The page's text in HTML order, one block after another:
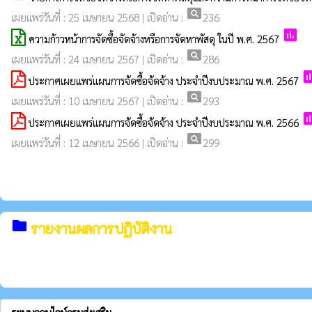
เผยแพร่วันที่ : 25 เมษายน 2568 | เปิดอ่าน : pageview236
ความก้าวหน้าการจัดซื้อจัดจ้างหรือการจัดหาพัสดุ ในปี พ.ศ. 2567 poll
เผยแพร่วันที่ : 24 เมษายน 2567 | เปิดอ่าน : pageview286
ประกาศเผยแพร่แผนการจัดซื้อจัดจ้าง ประจำปีงบประมาณ พ.ศ. 2567
เผยแพร่วันที่ : 10 เมษายน 2567 | เปิดอ่าน : pageview293
ประกาศเผยแพร่แผนการจัดซื้อจัดจ้าง ประจำปีงบประมาณ พ.ศ. 2566
เผยแพร่วันที่ : 12 เมษายน 2566 | เปิดอ่าน : pageview299
folder รายงานผลการปฏิบัติงาน